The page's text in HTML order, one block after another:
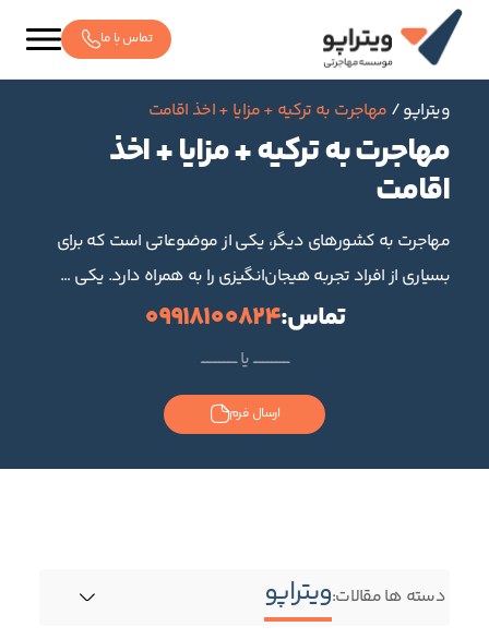
تماس با ما
ویتراپو/ مهاجرت به ترکیه + مزایا + اخذ اقامت
مهاجرت به ترکیه + مزایا + اخذ
اقامت
مهاجرت به کشورهای دیگر، یکی از موضوعاتی است که برای
بسیاری از افراد تجربه هیجان‌انگیزی را به همراه دارد. یکی …
تماس:09918100824
ــــــــــــــــــــــــ یا ــــــــــــــــــــــــ
ارسال فرم
دسته ها مقالات:ویتراپو